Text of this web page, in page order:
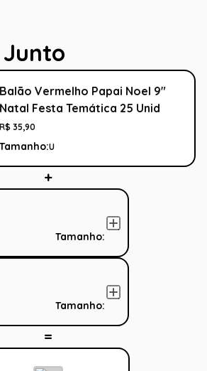
Balão Vermelho Papai Noel 9"
Natal Festa Temática 25 Unid
R$ 35,90
Tamanho:U
Tamanho:
Tamanho: